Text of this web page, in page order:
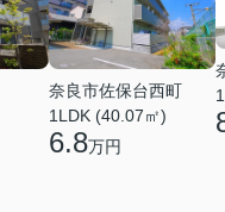
奈良市佐保台西町
1LDK (40.07㎡)
6.8万円